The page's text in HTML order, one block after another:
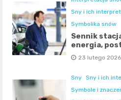
Sny i ich
Symbolika snów
Sennik
energia,
23 lutego 2026
Sny Sny i ich
Symbole i